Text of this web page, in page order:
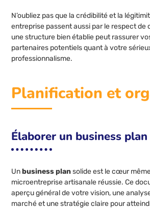
N’oubliez pas que la crédibilité et la
entreprise passent aussi par le respect de
une structure bien établie peut rassurer
partenaires potentiels quant à votre
professionnalisme.
Planification et
Élaborer un business
Unbusiness plansolide est le cœur
microentreprise artisanale réussie. Ce
aperçu général de votre vision, une
marché et une stratégie claire pour